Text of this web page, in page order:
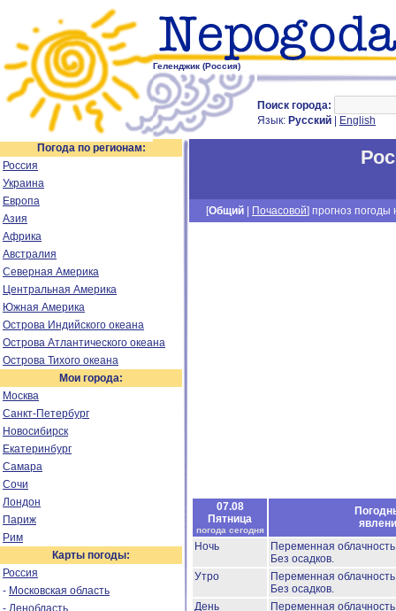
Геленджик (Россия)
Поиск города:
Язык: Русский English
Погода по регионам:
Россия
Украина
Европа
Азия
Африка
Австралия
Северная Америка
Центральная Америка
Южная Америка
Острова Индийского океана
Острова Атлантического океана
Острова Тихого океана
Мои города:
Москва
Санкт-Петербург
Новосибирск
Екатеринбург
Самара
Сочи
Лондон
Париж
Рим
Карты погоды:
Россия
- Московская область
- Ленобласть
[Общий Почасовой] прогноз погоды
07.08
Пятница
погода сегодня
Ночь
Переменная
Без осадков.
Утро
Переменная
Без осадков.
День
Переменная